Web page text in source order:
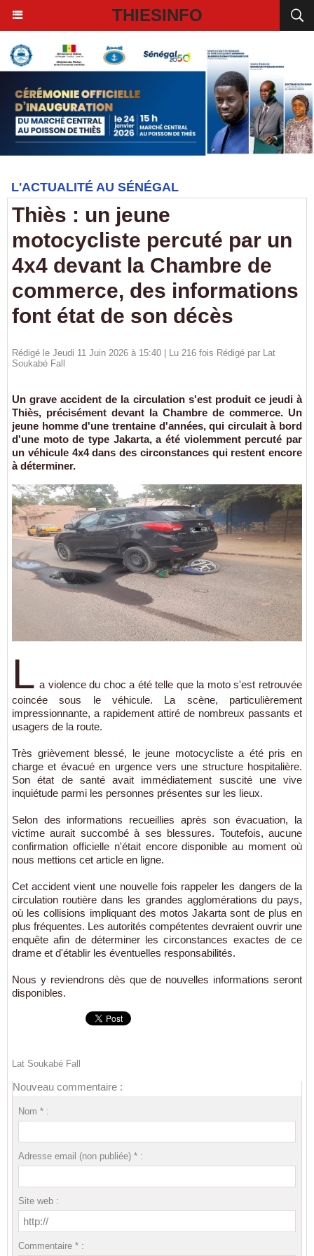
THIESINFO
L'ACTUALITÉ AU SÉNÉGAL
Thiès : un jeune
motocycliste percuté par un
4x4 devant la Chambre de
commerce, des informations
font état de son décès
Rédigé le Jeudi 11 Juin 2026 à 15:40 | Lu 216 fois Rédigé par Lat
Soukabé Fall
Un grave accident de la circulation s'est produit ce jeudi à
Thiès, précisément devant la Chambre de commerce. Un
jeune homme d'une trentaine d'années, qui circulait à bord
d'une moto de type Jakarta, a été violemment percuté par
un véhicule 4x4 dans des circonstances qui restent encore
à déterminer.
L a violence du choc a été telle que la moto s'est retrouvée
coincée sous le véhicule. La scène, particulièrement
impressionnante, a rapidement attiré de nombreux passants et
usagers de la route.
Très grièvement blessé, le jeune motocycliste a été pris en
charge et évacué en urgence vers une structure hospitalière.
Son état de santé avait immédiatement suscité une vive
inquiétude parmi les personnes présentes sur les lieux.
Selon des informations recueillies après son évacuation, la
victime aurait succombé à ses blessures. Toutefois, aucune
confirmation officielle n'était encore disponible au moment où
nous mettions cet article en ligne.
Cet accident vient une nouvelle fois rappeler les dangers de la
circulation routière dans les grandes agglomérations du pays,
où les collisions impliquant des motos Jakarta sont de plus en
plus fréquentes. Les autorités compétentes devraient ouvrir une
enquête afin de déterminer les circonstances exactes de ce
drame et d'établir les éventuelles responsabilités.
Nous y reviendrons dès que de nouvelles informations seront
disponibles.
Lat Soukabé Fall
Nouveau commentaire :
Nom * :
Adresse email (non publiée) * :
Site web :
Commentaire * :